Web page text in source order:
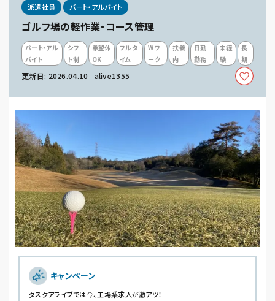
派遣社員 パート・アルバイト
ゴルフ場の軽作業・コース管理
パート・アル
バイト
シフ
ト制
希望休
OK
フルタ
イム
Wワ
ーク
扶養
内
日勤
勤務
未経
験
長
期
更新日: 2026.04.10 alive1355
キャンペーン
タスクアライブでは今、工場系求人が激アツ！